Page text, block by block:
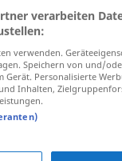
Ehea.
für
verarbeiten
verwenden.
Speichern von und/
Gerät. Personalisierte
Inhalten,